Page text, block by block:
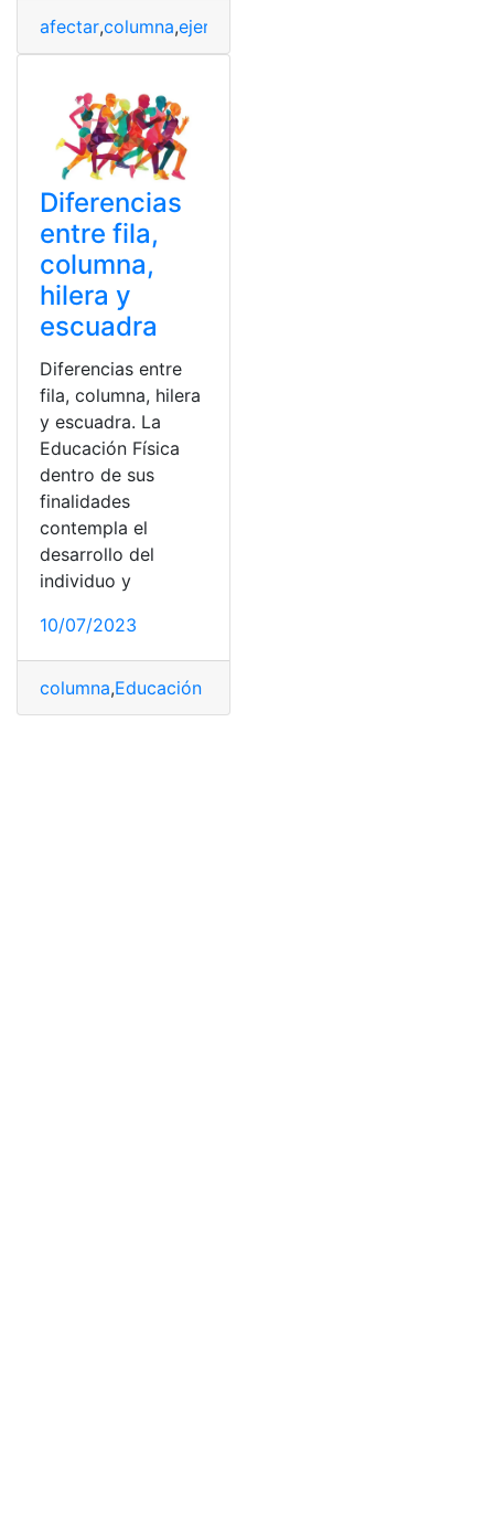
afectar,columna,ejercicio
Diferencias
entre fila,
columna,
hilera y
escuadra
Diferencias entre
fila, columna, hilera
y escuadra. La
Educación Física
dentro de sus
finalidades
contempla el
desarrollo del
individuo y
10/07/2023
columna,Educación Física